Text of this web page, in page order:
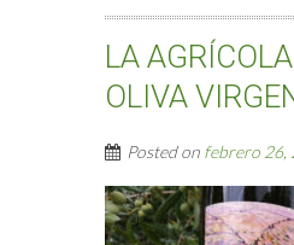
LA
OLIVA
Posted on febrero 26,